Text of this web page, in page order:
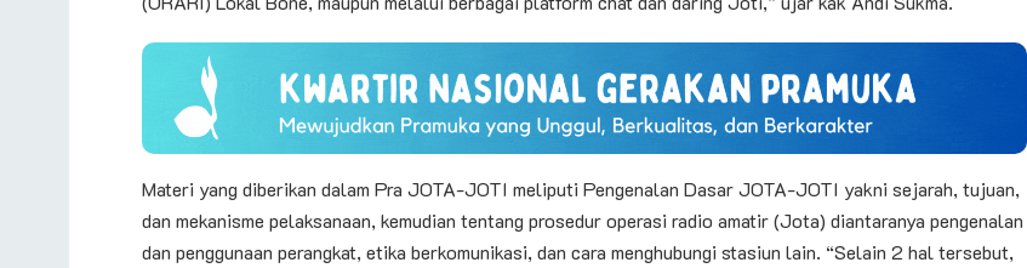
​Materi yang diberikan dalam Pra JOTA-JOTI meliputi ​Pengenalan Dasar JOTA-JOTI yakni sejarah, tujuan,
dan mekanisme pelaksanaan, kemudian tentang prosedur operasi radio amatir (Jota) diantaranya pengenalan
dan penggunaan perangkat, etika berkomunikasi, dan cara menghubungi stasiun lain. “Selain 2 hal tersebut,